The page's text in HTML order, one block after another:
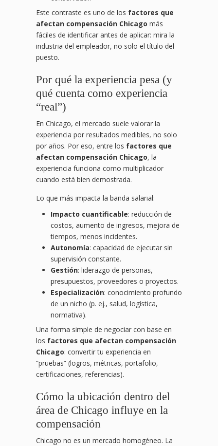
Este contraste es uno de los factores que
afectan compensación Chicago más
fáciles de identificar antes de aplicar: mira la
industria del empleador, no solo el título del
puesto.
Por qué la experiencia pesa (y
qué cuenta como experiencia
“real”)
En Chicago, el mercado suele valorar la
experiencia por resultados medibles, no solo
por años. Por eso, entre los factores que
afectan compensación Chicago, la
experiencia funciona como multiplicador
cuando está bien demostrada.
Lo que más impacta la banda salarial:
Impacto cuantificable: reducción de
costos, aumento de ingresos, mejora de
tiempos, menos incidentes.
Autonomía: capacidad de ejecutar sin
supervisión constante.
Gestión: liderazgo de personas,
presupuestos, proveedores o proyectos.
Especialización: conocimiento profundo
de un nicho (p. ej., salud, logística,
normativa).
Una forma simple de negociar con base en
los factores que afectan compensación
Chicago: convertir tu experiencia en
“pruebas” (logros, métricas, portafolio,
certificaciones, referencias).
Cómo la ubicación dentro del
área de Chicago influye en la
compensación
Chicago no es un mercado homogéneo. La